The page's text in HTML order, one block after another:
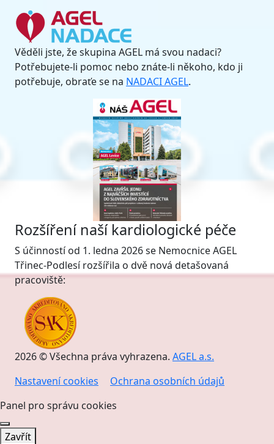
Věděli jste, že skupina AGEL má svou nadaci?
Potřebujete-li pomoc nebo znáte-li někoho, kdo ji
potřebuje, obraťe se na NADACI AGEL.
Rozšíření naší kardiologické péče
S účinností od 1. ledna 2026 se Nemocnice AGEL
Třinec-Podlesí rozšířila o dvě nová detašovaná
pracoviště:
2026 © Všechna práva vyhrazena. AGEL a.s.
Nastavení cookies
Ochrana osobních údajů
Panel pro správu cookies
Zavřít